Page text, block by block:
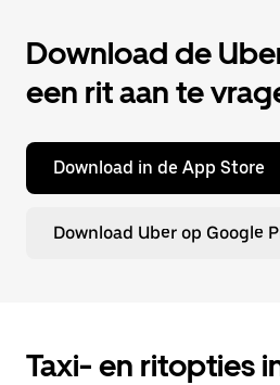
Download de
een rit aan te
Download in de App Store
Download Uber op Google
Taxi- en ritopties